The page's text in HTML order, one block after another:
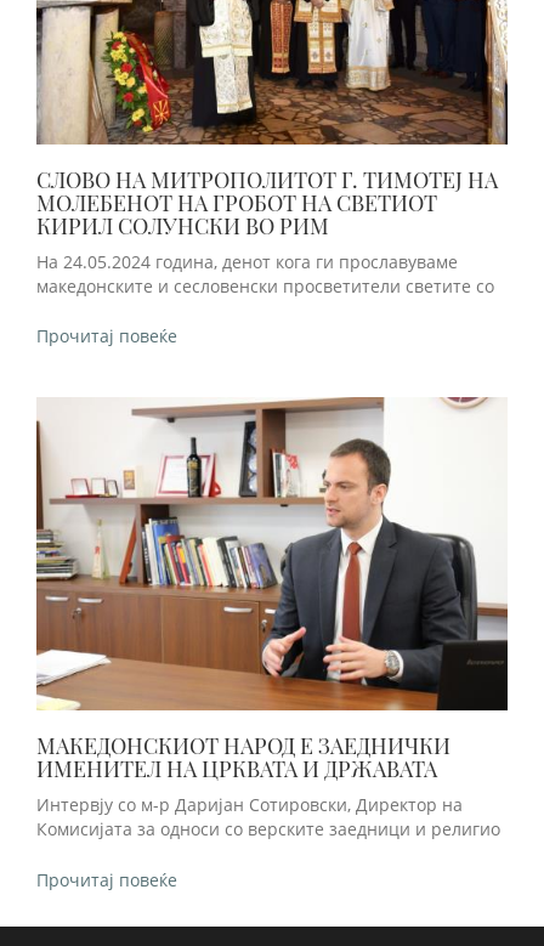
СЛОВО НА МИТРОПОЛИТОТ Г. ТИМОТЕЈ НА
МОЛЕБЕНОТ НА ГРОБОТ НА СВЕТИОТ
КИРИЛ СОЛУНСКИ ВО РИМ
На 24.05.2024 година, денот кога ги прославуваме
македонските и сесловенски просветители светите со
Прочитај повеќе
МАКЕДОНСКИОТ НАРОД Е ЗАЕДНИЧКИ
ИМЕНИТЕЛ НА ЦРКВАТА И ДРЖАВАТА
Интервју со м-р Даријан Сотировски, Директор на
Комисијата за односи со верските заедници и религио
Прочитај повеќе